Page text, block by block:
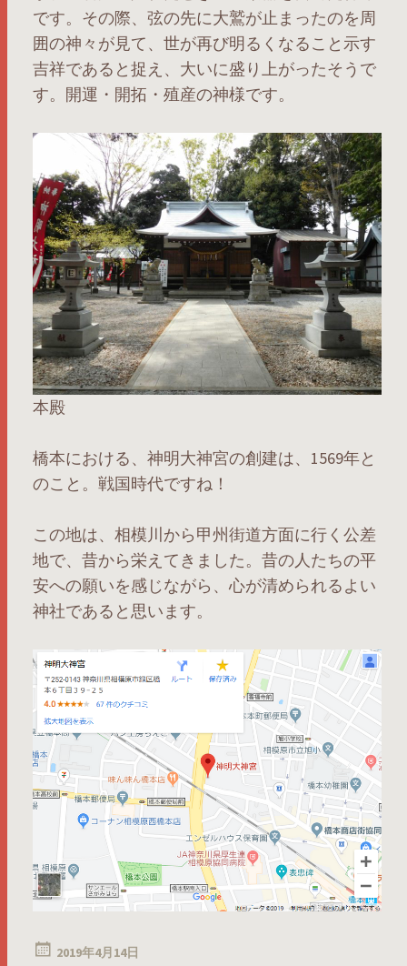
です。その際、弦の先に大鷲が止まったのを周
囲の神々が見て、世が再び明るくなること示す
吉祥であると捉え、大いに盛り上がったそうで
す。開運・開拓・殖産の神様です。
本殿
橋本における、神明大神宮の創建は、1569年と
のこと。戦国時代ですね！
この地は、相模川から甲州街道方面に行く公差
地で、昔から栄えてきました。昔の人たちの平
安への願いを感じながら、心が清められるよい
神社であると思います。
2019年4月14日